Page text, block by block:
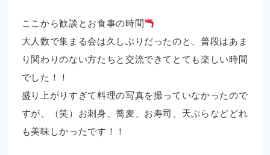
ここから歓談とお食事の時間
大人数で集まる会は久しぶりだったのと、普段はあま
り関わりのない方たちと交流できてとても楽しい時間
でした！！
盛り上がりすぎて料理の写真を撮っていなかったので
すが、（笑）お刺身、蕎麦、お寿司、天ぷらなどどれ
も美味しかったです！！